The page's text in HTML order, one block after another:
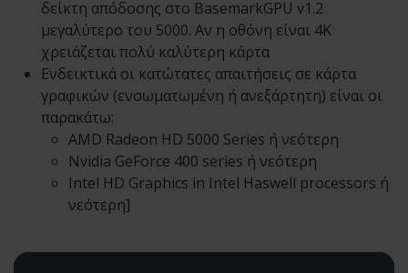
δείκτη απόδοσης στο BasemarkGPU v1.2
μεγαλύτερο του 5000. Αν η οθόνη είναι 4Κ
χρειάζεται πολύ καλύτερη κάρτα
Ενδεικτικά οι κατώτατες απαιτήσεις σε κάρτα
γραφικών (ενσωματωμένη ή ανεξάρτητη) είναι οι
παρακάτω:
AMD Radeon HD 5000 Series ή νεότερη
Nvidia GeForce 400 series ή νεότερη
Intel HD Graphics in Intel Haswell processors ή
νεότερη]